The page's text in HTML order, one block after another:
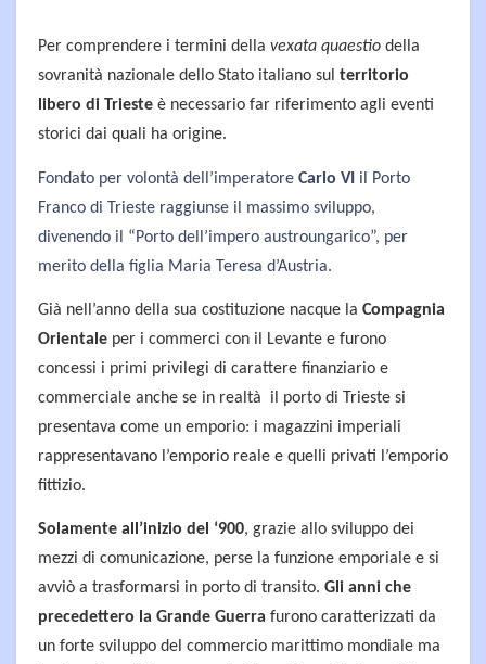
Per comprendere i termini della vexata quaestio della
sovranità nazionale dello Stato italiano sul territorio
libero di Trieste è necessario far riferimento agli eventi
storici dai quali ha origine.
Fondato per volontà dell’imperatore Carlo VI il Porto
Franco di Trieste raggiunse il massimo sviluppo,
divenendo il “Porto dell’impero austroungarico”, per
merito della figlia Maria Teresa d’Austria.
Già nell’anno della sua costituzione nacque la Compagnia
Orientale per i commerci con il Levante e furono
concessi i primi privilegi di carattere finanziario e
commerciale anche se in realtà il porto di Trieste si
presentava come un emporio: i magazzini imperiali
rappresentavano l’emporio reale e quelli privati l’emporio
fittizio.
Solamente all’inizio del ‘900, grazie allo sviluppo dei
mezzi di comunicazione, perse la funzione emporiale e si
avviò a trasformarsi in porto di transito. Gli anni che
precedettero la Grande Guerra furono caratterizzati da
un forte sviluppo del commercio marittimo mondiale ma